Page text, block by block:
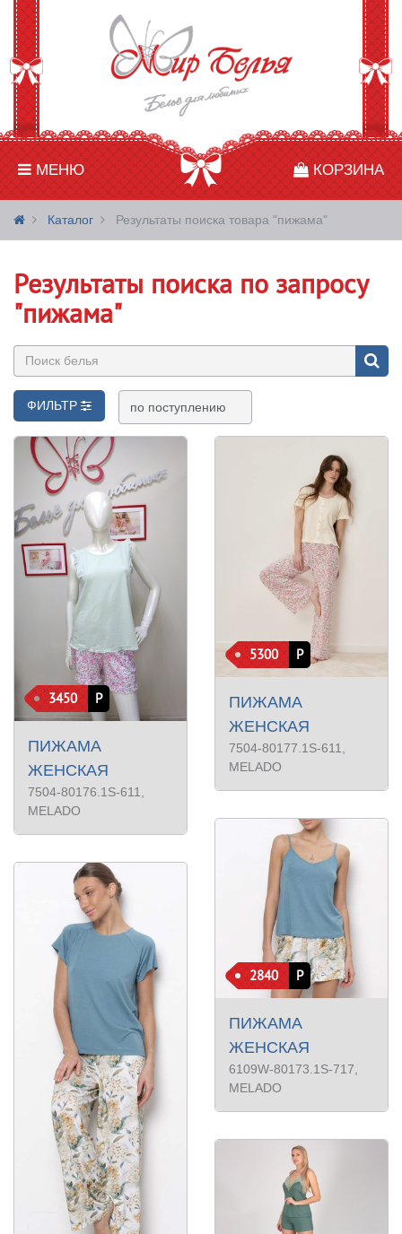
МЕНЮ КОРЗИНА
Каталог Результаты поиска товара "пижама"
Результаты поиска по запросу
"пижама"
ФИЛЬТР
3450 Р
ПИЖАМА
ЖЕНСКАЯ
7504-80176.1S-611,
MELADO
5300 Р
ПИЖАМА
ЖЕНСКАЯ
7504-80177.1S-611
MELADO
2840 Р
ПИЖАМА
ЖЕНСКАЯ
6109W-80173.1S-717
MELADO